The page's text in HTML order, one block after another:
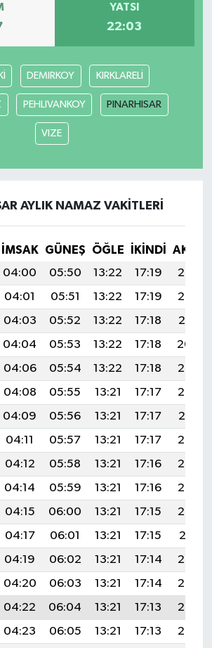
YATSI
22:03
DEMIRKOY KIRKLARELİ
PEHLIVANKOY PINARHISAR
VIZE
AYLIK NAMAZ VAKITLERI
İMSAK GÜNEŞ ÖĞLE İKINDI
04:00 05:50 13:22 17:19
20:43
04:01 05:51 13:22 17:19
20:42
04:03 05:52 13:22 17:18
20:41
04:04 05:53 13:22 17:18
20:40
04:06 05:54 13:22 17:18
20:39
04:08 05:55 13:21 17:17
20:38
04:09 05:56 13:21 17:17
20:37
04:11 05:57 13:21 17:17
20:36
04:12 05:58 13:21 17:16
20:35
04:14 05:59 13:21 17:16
20:33
04:15 06:00 13:21 17:15
20:32
04:17 06:01 13:21 17:15
20:31
04:19 06:02 13:21 17:14
20:30
04:20 06:03 13:21 17:14
20:29
04:22 06:04 13:21 17:13
20:27
04:23 06:05 13:21 17:13
20:26